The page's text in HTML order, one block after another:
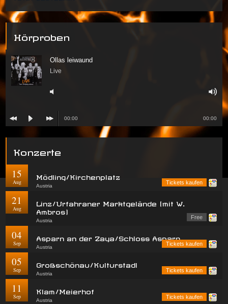
Hörproben
Ollas leiwaund
Live
00:00 00:00
Konzerte
15
Aug
Mödling/Kirchenplatz
Austria
Tickets kaufen
21
Aug
Linz/Urfahraner Marktgelände (mit W.
Ambros)
Austria
Free
04
Sep
Asparn an der Zaya/Schloss Asparn
Austria
Tickets kaufen
05
Sep
Großschönau/Kulturstadl
Austria
Tickets kaufen
11
Sep
Klam/Meierhof
Austria
Tickets kaufen